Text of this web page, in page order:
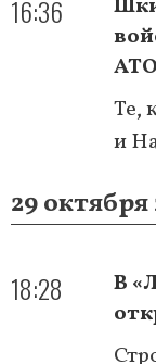
16:36
АТО
Те,
и
29 октября
18:28
В